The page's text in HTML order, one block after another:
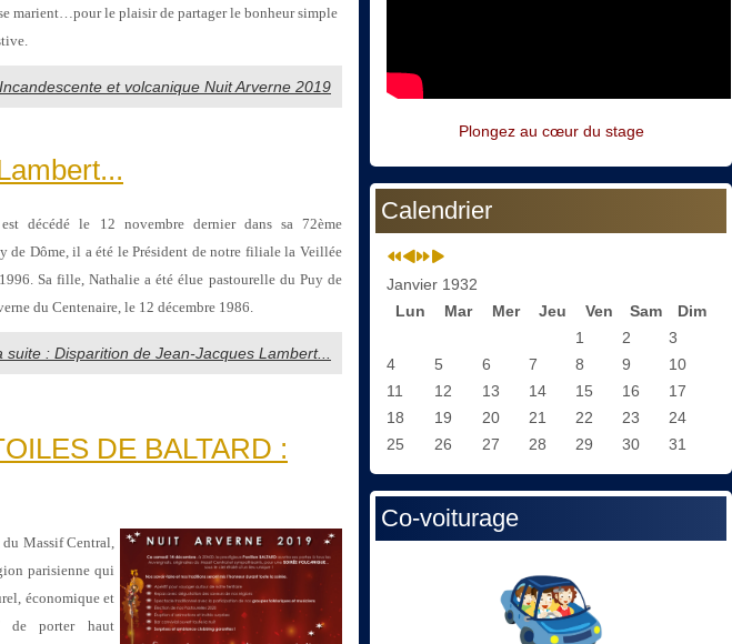
marient…pour le plaisir de partager le bonheur simple
et volcanique Nuit Arverne 2019
est décédé le 12 novembre dernier dans sa 72ème
de Dôme,il a été lePrésident de notre filiale la Veillée
Safille, Nathalie a été élue pastourelle du Puy de
du Centenaire, le 12 décembre 1986.
suite : Disparition de Jean-Jacques Lambert...
DE BALTARD :
Massif Central,
parisienne qui
économique et
de porter haut
Plongez au cœur du stage
Calendrier
Janvier 1932
Lun
Mar Mer Jeu Ven Sam
Dim
1
2
3
4
5 6 7 8 9
10
11
12 13 14 15 16
17
18
19 20 21 22 23
24
25
26 27 28 29 30 31
Co-voiturage